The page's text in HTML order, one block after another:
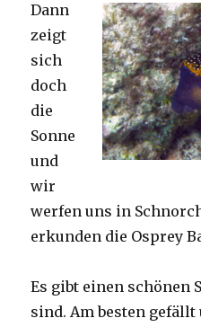
Dann
zeigt
sich
doch
die
Sonne
und
wir
werfen uns in
erkunden die Osprey
Es gibt einen schönen
sind. Am besten gefällt